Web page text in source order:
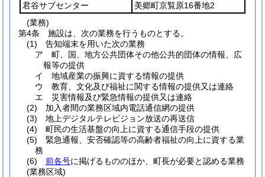
君谷サブセンター
美郷町京覧原16番地2
(業務)
第4条
施設は、次の業務を行うものとする。
(1)
告知端末を用いた次の業務
ア
町、国、地方公共団体その他公共的団体の情報、広
報等の提供
イ
地域産業の振興に資する情報の提供
ウ
教育、文化及び福祉に関する情報の提供又は連絡
エ
災害情報及び緊急情報の提供又は連絡
(2)
加入者間の業務区域内電話通信網の提供
(3)
地上デジタルテレビジョン放送の再送信
(4)
町民の生活基盤の向上に資する通信手段の提供
(5)
緊急通報、安否確認等の高齢者福祉の向上に資する業
務
(6)
前各号に掲げるもののほか、町長が必要と認める業務
(業務区域)